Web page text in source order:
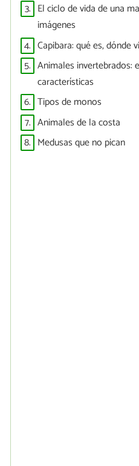
3. El ciclo de vida de una
imágenes
4. Capibara: qué es, dónde
5. Animales invertebrados:
características
6. Tipos de monos
7. Animales de la costa
8. Medusas que no pican